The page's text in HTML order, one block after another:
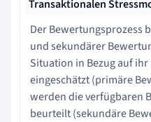
Transaktionalen
Der Bewertungsprozess
und sekundärer
Situation in Bezug auf
eingeschätzt (primäre
werden die verfügbaren
beurteilt (sekundäre